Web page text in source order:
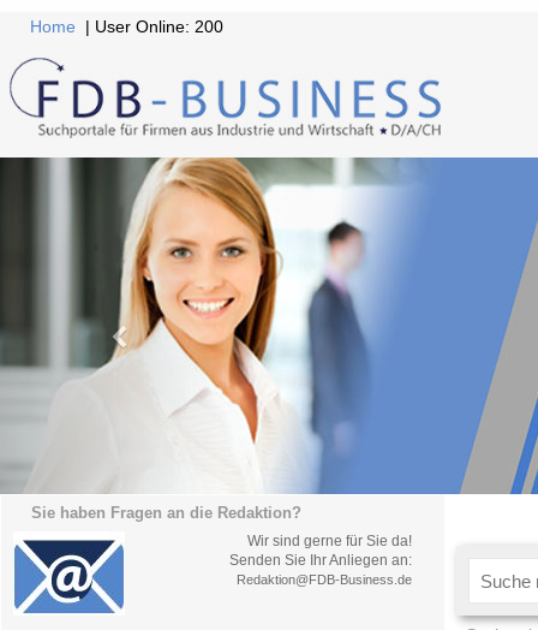
Home | User Online: 200
Sie haben Fragen an die Redaktion?
Wir sind gerne für Sie da!
Senden Sie Ihr Anliegen an:
Redaktion@FDB-Business.de